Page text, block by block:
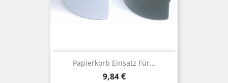
Papierkorb Einsatz Für...
Preis
9,84 €